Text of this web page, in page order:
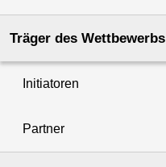
Träger des Wettbewerbs
Initiatoren
Partner